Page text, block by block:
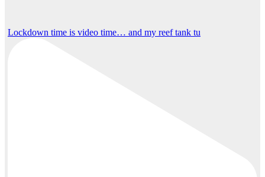
Lockdown time is video time… and my reef tank tu